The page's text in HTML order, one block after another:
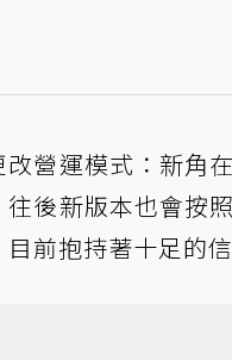
營運模式：新角
後新版本也會按
前抱持著十足的信